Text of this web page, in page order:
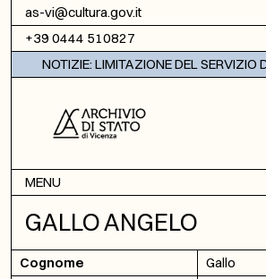
Vai al contenuto
as-vi@cultura.gov.it
+39 0444 510827
NOTIZIE: LIMITAZIONE DEL SERVIZIO
MENU
GALLO ANGELO
Cognome
Gallo